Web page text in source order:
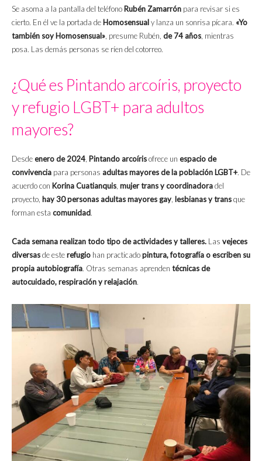
Se asoma a la pantalla del teléfono Rubén Zamarrón para revisar si es
cierto. En él ve la portada de Homosensualy lanza un sonrisa pícara. «Yo
también soy Homosensual», presume Rubén, de 74 años, mientras
posa. Las demás personas se ríen del cotorreo.
¿Qué es Pintando arcoíris, proyecto
y refugio LGBT+ para adultos
mayores?
Desdeenero de 2024, Pintando arcoírisofrece un espacio de
convivencia para personas adultas mayores de la población LGBT+. De
acuerdo con Korina Cuatianquis, mujer trans y coordinadoradel
proyecto, hay 30 personas adultas mayores gay, lesbianas y transque
forman esta comunidad.
Cada semana realizan todo tipo de actividades y talleres. Las vejeces
diversasde esterefugio han practicadopintura, fotografía o escriben su
propia autobiografía. Otras semanas aprenden técnicas de
autocuidado, respiración y relajación.